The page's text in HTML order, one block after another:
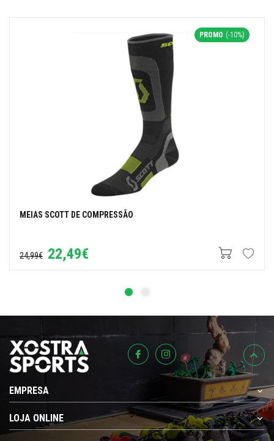
PROMO (-10%)
MEIAS SCOTT DE COMPRESSÃO
24,99€ 22,49€
EMPRESA
LOJA ONLINE